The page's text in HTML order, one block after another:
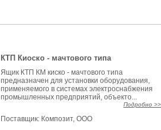
КТП Киоско - мачтового типа
Ящик КТП КМ киско - мачтового типа
предназначен для установки оборудования,
применяемого в системах электроснабжения
промышленных предприятий, объекто...
Подробно >>
Поставщик: Композит, ООО